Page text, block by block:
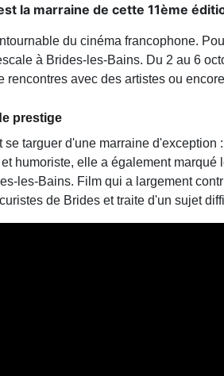
la marraine de cette 11ème
du cinéma francophone.
à Brides-les-Bains. Du 2 au 6
rencontres avec des artistes ou
prestige
targuer d'une marraine d'exception
humoriste, elle a également marqué
les-Bains. Film qui a largement
de Brides et traite d'un sujet